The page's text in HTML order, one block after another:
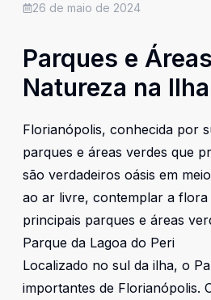
26 de maio de 2024
Parques e
Natureza na
Florianópolis, conhecida por
parques e áreas verdes que
são verdadeiros oásis em
ao ar livre, contemplar a flora
principais parques e áreas
Parque da Lagoa do Peri
Localizado no sul da ilha, o
importantes de Florianópolis.